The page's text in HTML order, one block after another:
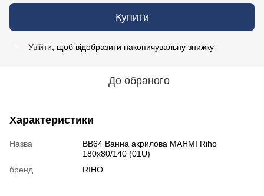
Купити
Увійти , щоб відобразити накопичувальну знижку
До обраного
Характеристики
Назва
BB64 Ванна акрилова МАЯМІ Riho
180х80/140 (01U)
бренд
RIHO